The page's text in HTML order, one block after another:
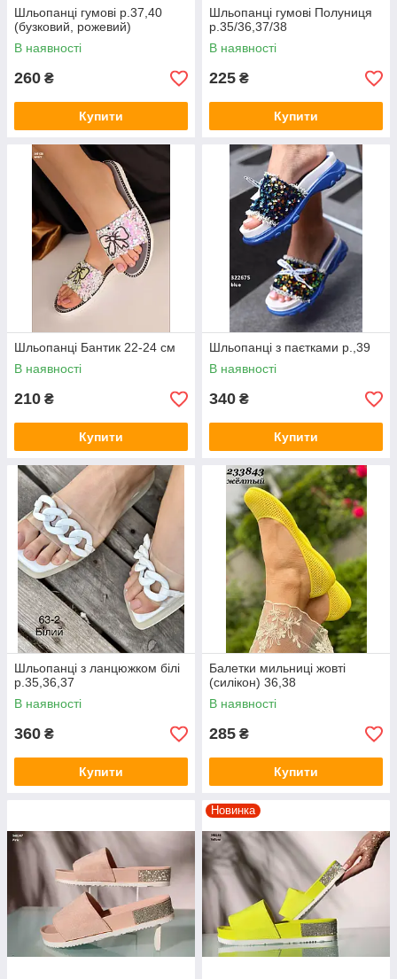
Шльопанці гумові р.37,40
(бузковий, рожевий)
В наявності
260 ₴
Купити
Шльопанці гумові Полуниця
р.35/36,37/38
В наявності
225 ₴
Купити
Шльопанці Бантик 22-24 см
В наявності
210 ₴
Купити
Шльопанці з паєтками р.,39
В наявності
340 ₴
Купити
Шльопанці з ланцюжком білі
р.35,36,37
В наявності
360 ₴
Купити
Балетки мильниці жовті
(силікон) 36,38
В наявності
285 ₴
Купити
Новинка